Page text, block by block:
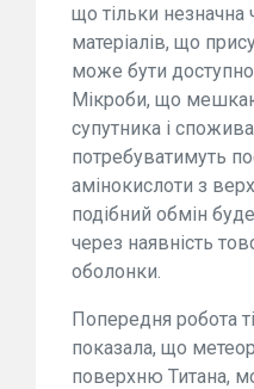
що тільки незначна
матеріалів, що
може бути
Мікроби, що
супутника і
потребуватимуть
амінокислоти з
подібний обмін
через наявність
оболонки.
Попередня робота
показала, що
поверхню Титана,